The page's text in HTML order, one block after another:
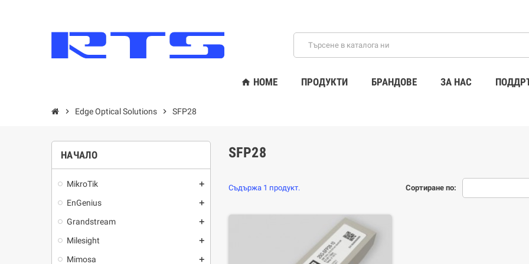
home HOME ПРОДУКТИ БРАНДОВЕ ЗА НАС
chevron_right Edge Optical Solutions chevron_right SFP28
НАЧАЛО
MikroTik add
EnGenius add
Grandstream add
Milesight add
Mimosa add
SFP28
Сортиране по:
Съдържа 1 продукт.